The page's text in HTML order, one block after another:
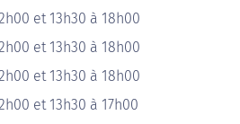
et 13h30 à 18h00
et 13h30 à 18h00
et 13h30 à 18h00
et 13h30 à 17h00